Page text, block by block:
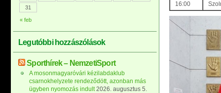
16:00
« feb
31
Legutóbbi hozzászólások
Sporthírek – NemzetiSport
A mosonmagyaróvári kézilabdaklub
csarnokhelyzete rendeződött, azonban más
ügyben nyomozás indult 2026. augusztus 5.